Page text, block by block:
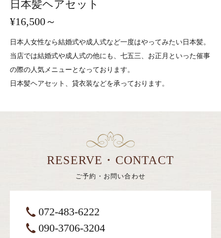
日本髪ヘアセット
¥16,500～
日本人女性なら結婚式や成人式など一度はやってみたい日本髪。
当店では結婚式や成人式の他にも、七五三、お正月といった催事
の際の人気メニューとなっております。
日本髪ヘアセット、貸衣装などを承っております。
RESERVE・CONTACT
ご予約・お問い合わせ
072-483-6222
090-3706-3204